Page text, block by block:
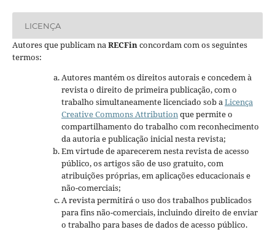
LICENÇA
Autores que publicam naRECFinconcordam com os seguintes
termos:
Autores mantém os direitos autorais e concedem à
revista o direito de primeira publicação, com o
trabalho simultaneamente licenciado sob aLicença
Creative Commons Attributionque permite o
compartilhamento do trabalho com reconhecimento
da autoria e publicação inicial nesta revista;
Em virtude de aparecerem nesta revista de acesso
público, os artigos são de uso gratuito, com
atribuições próprias, em aplicações educacionais e
não-comerciais;
A revista permitirá o uso dos trabalhos publicados
para fins não-comerciais, incluindo direito de enviar
o trabalho para bases de dados de acesso público.